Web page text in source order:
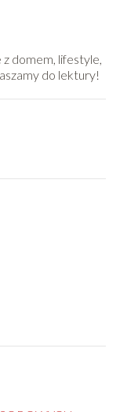
domem, lifestyle,
do lektury!